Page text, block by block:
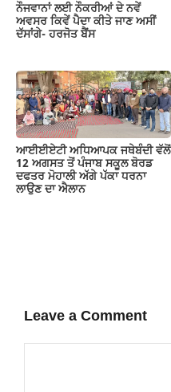
ਨੌਜਵਾਨਾਂ ਲਈ ਨੌਕਰੀਆਂ ਦੇ ਨਵੇਂ
ਅਵਸਰ ਕਿਵੇਂ ਪੈਦਾ ਕੀਤੇ ਜਾਣ ਅਸੀਂ
ਦੱਸਾਂਗੇ- ਹਰਜੋਤ ਬੈਂਸ
ਆਈਈਏਟੀ ਅਧਿਆਪਕ ਜਥੇਬੰਦੀ ਵੱਲੋਂ
12 ਅਗਸਤ ਤੋਂ ਪੰਜਾਬ ਸਕੂਲ ਬੋਰਡ
ਦਫਤਰ ਮੋਹਾਲੀ ਅੱਗੇ ਪੱਕਾ ਧਰਨਾ
ਲਾਉਣ ਦਾ ਐਲਾਨ
Leave a Comment